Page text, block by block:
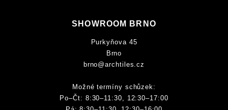
SHOWROOM BRNO
Purkyňova 45
Brno
brno@archtiles.cz
Možné termíny schůzek:
Po–Čt: 8:30–11:30, 12:30–17:00